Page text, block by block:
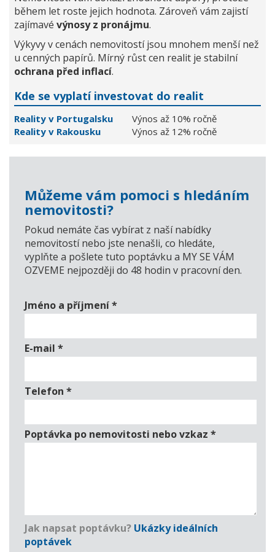
během let roste jejich hodnota. Zároveň vám zajistí
zajímavé výnosy z pronájmu.
Výkyvy v cenách nemovitostí jsou mnohem menší než
u cenných papírů. Mírný růst cen realit je stabilní
ochrana před inflací.
Kde se vyplatí investovat do realit
Reality v Portugalsku
Výnos až 10% ročně
Reality v Rakousku
Výnos až 12% ročně
Můžeme vám pomoci s hledáním
nemovitosti?
Pokud nemáte čas vybírat z naší nabídky
nemovitostí nebo jste nenašli, co hledáte,
vyplňte a pošlete tuto poptávku a MY SE VÁM
OZVEME nejpozději do 48 hodin v pracovní den.
Jméno a příjmení*
E-mail *
Telefon *
Poptávka po nemovitosti nebo vzkaz *
Jak napsat poptávku? Ukázky ideálních
poptávek